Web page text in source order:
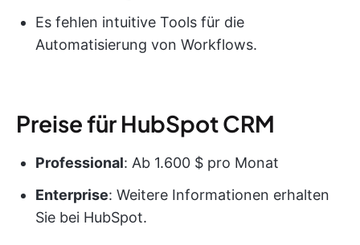
Es fehlen intuitive Tools für die
Automatisierung von Workflows.
Preise für HubSpot CRM
Professional: Ab 1.600 $ pro Monat
Enterprise: Weitere Informationen erhalten
Sie bei HubSpot.